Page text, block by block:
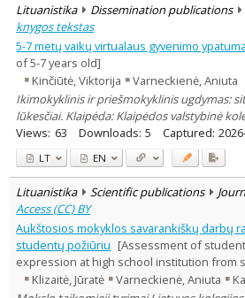
Subject
Journal
Lituanistika Dissemination publications
knygos tekstas
5-7 metų vaikų virtualaus gyvenimo
of 5-7 years old]
Kinčiūtė, Viktorija
Varneckienė, Aniuta
Ikimokyklinis ir priešmokyklinis ugdymas:
lūkesčiai. Klaipėda: Klaipėdos valstybinė
Views: 63 Downloads: 5 Captured:
LT EN
Lituanistika Scientific publications
Access (CC) BY
Aukštosios mokyklos savarankiškų darbų
studentų požiūriu [Assessment of
expression at high school institution from
Klizaitė, Jūratė
Varneckienė, Aniuta